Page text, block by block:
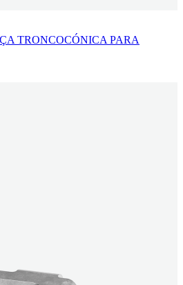
TRONCOCÓNICA PARA